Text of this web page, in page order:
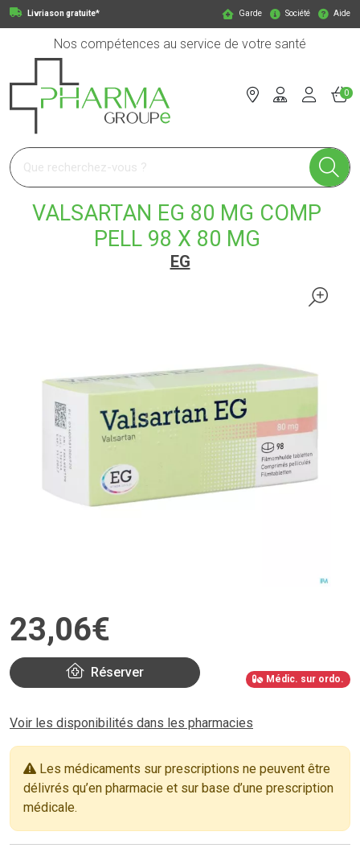
Livriason gratuite* Garde Société Aide
Nos compétences au service de votre santé
Pharmagroupe Votre pharmacie en ligne à votre service
0
VALSARTAN EG 80 MG COMP
PELL 98 X 80 MG
EG
23,06€
Réserver Médic. sur ordo.
Voir les disponibilités dans les pharmacies
Les médicaments sur prescriptions ne peuvent être
délivrés qu’en pharmacie et sur base d’une prescription
médicale.